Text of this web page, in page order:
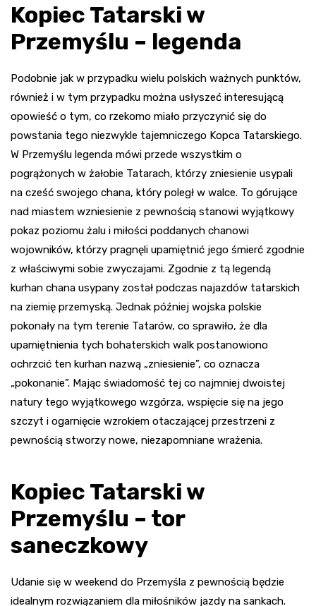
Kopiec Tatarski w
Przemyślu – legenda
Podobnie jak w przypadku wielu polskich ważnych punktów,
również i w tym przypadku można usłyszeć interesującą
opowieść o tym, co rzekomo miało przyczynić się do
powstania tego niezwykle tajemniczego Kopca Tatarskiego.
W Przemyślu legenda mówi przede wszystkim o
pogrążonych w żałobie Tatarach, którzy zniesienie usypali
na cześć swojego chana, który poległ w walce. To górujące
nad miastem wzniesienie z pewnością stanowi wyjątkowy
pokaz poziomu żalu i miłości poddanych chanowi
wojowników, którzy pragnęli upamiętnić jego śmierć zgodnie
z właściwymi sobie zwyczajami. Zgodnie z tą legendą
kurhan chana usypany został podczas najazdów tatarskich
na ziemię przemyską. Jednak później wojska polskie
pokonały na tym terenie Tatarów, co sprawiło, że dla
upamiętnienia tych bohaterskich walk postanowiono
ochrzcić ten kurhan nazwą „zniesienie”, co oznacza
„pokonanie”. Mając świadomość tej co najmniej dwoistej
natury tego wyjątkowego wzgórza, wspięcie się na jego
szczyt i ogarnięcie wzrokiem otaczającej przestrzeni z
pewnością stworzy nowe, niezapomniane wrażenia.
Kopiec Tatarski w
Przemyślu – tor
saneczkowy
Udanie się w weekend do Przemyśla z pewnością będzie
idealnym rozwiązaniem dla miłośników jazdy na sankach.